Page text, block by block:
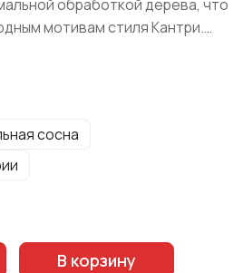
обработкой дерева, что
мотивам стиля Кантри.
геометрических форм.
не привлекая
выдвижными ящиками и
Основная часть
реализации: "Натуральная
сосна
В корзину